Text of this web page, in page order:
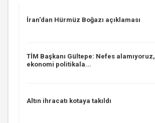
İran'dan Hürmüz Boğazı açıklaması
TİM Başkanı Gültepe: Nefes alamıyoruz,
ekonomi politikala...
Altın ihracatı kotaya takıldı